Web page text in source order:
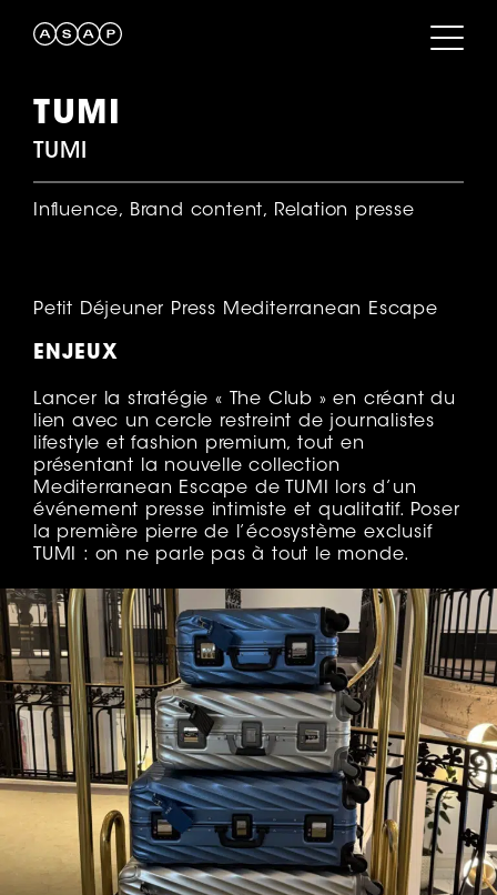
TUMI
TUMI
Influence, Brand content, Relation presse
Petit Déjeuner Press Mediterranean Escape
ENJEUX
Lancer la stratégie « The Club » en créant du
lien avec un cercle restreint de journalistes
lifestyle et fashion premium, tout en
présentant la nouvelle collection
Mediterranean Escape de TUMI lors d’un
événement presse intimiste et qualitatif. Poser
la première pierre de l’écosystème exclusif
TUMI : on ne parle pas à tout le monde.